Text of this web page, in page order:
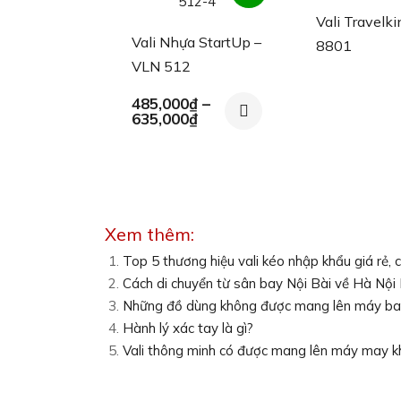
Vali Nhựa StartUp –
VLN 512
485,000₫ –
635,000₫Khoảng
Vali
8801
Xem thêm:
Top 5 thương hiệu vali kéo nhập khẩu giá rẻ,
Cách di chuyển từ sân bay Nội Bài về Hà Nội
Những đồ dùng không được mang lên máy
Hành lý xác tay là gì?
Vali thông minh có được mang lên máy may